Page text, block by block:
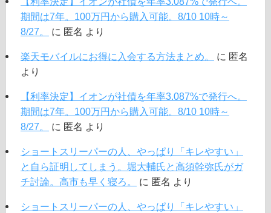
期間は7年。100万円から購入可能。8/10 10時～
8/27。
に 匿名 より
楽天モバイルにお得に入会する方法まとめ。 に 匿名
より
【利率決定】イオンが社債を年率3.087%で発行へ。
期間は7年。100万円から購入可能。8/10 10時～
8/27。
に 匿名 より
ショートスリーパーの人、やっぱり「キレやすい」
と自ら証明してしまう。堀大輔氏と高須幹弥氏がガ
チ討論。高市も早く寝ろ。
に 匿名 より
ショートスリーパーの人、やっぱり「キレやすい」